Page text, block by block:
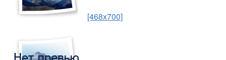
[468x700]